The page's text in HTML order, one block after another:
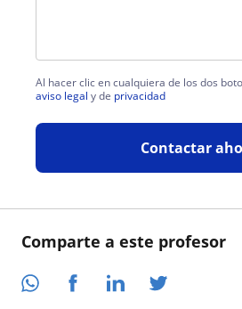
Comparte a este profesor
Al hacer clic en cualquiera de los dos
aviso legal y de privacidad
Contactar